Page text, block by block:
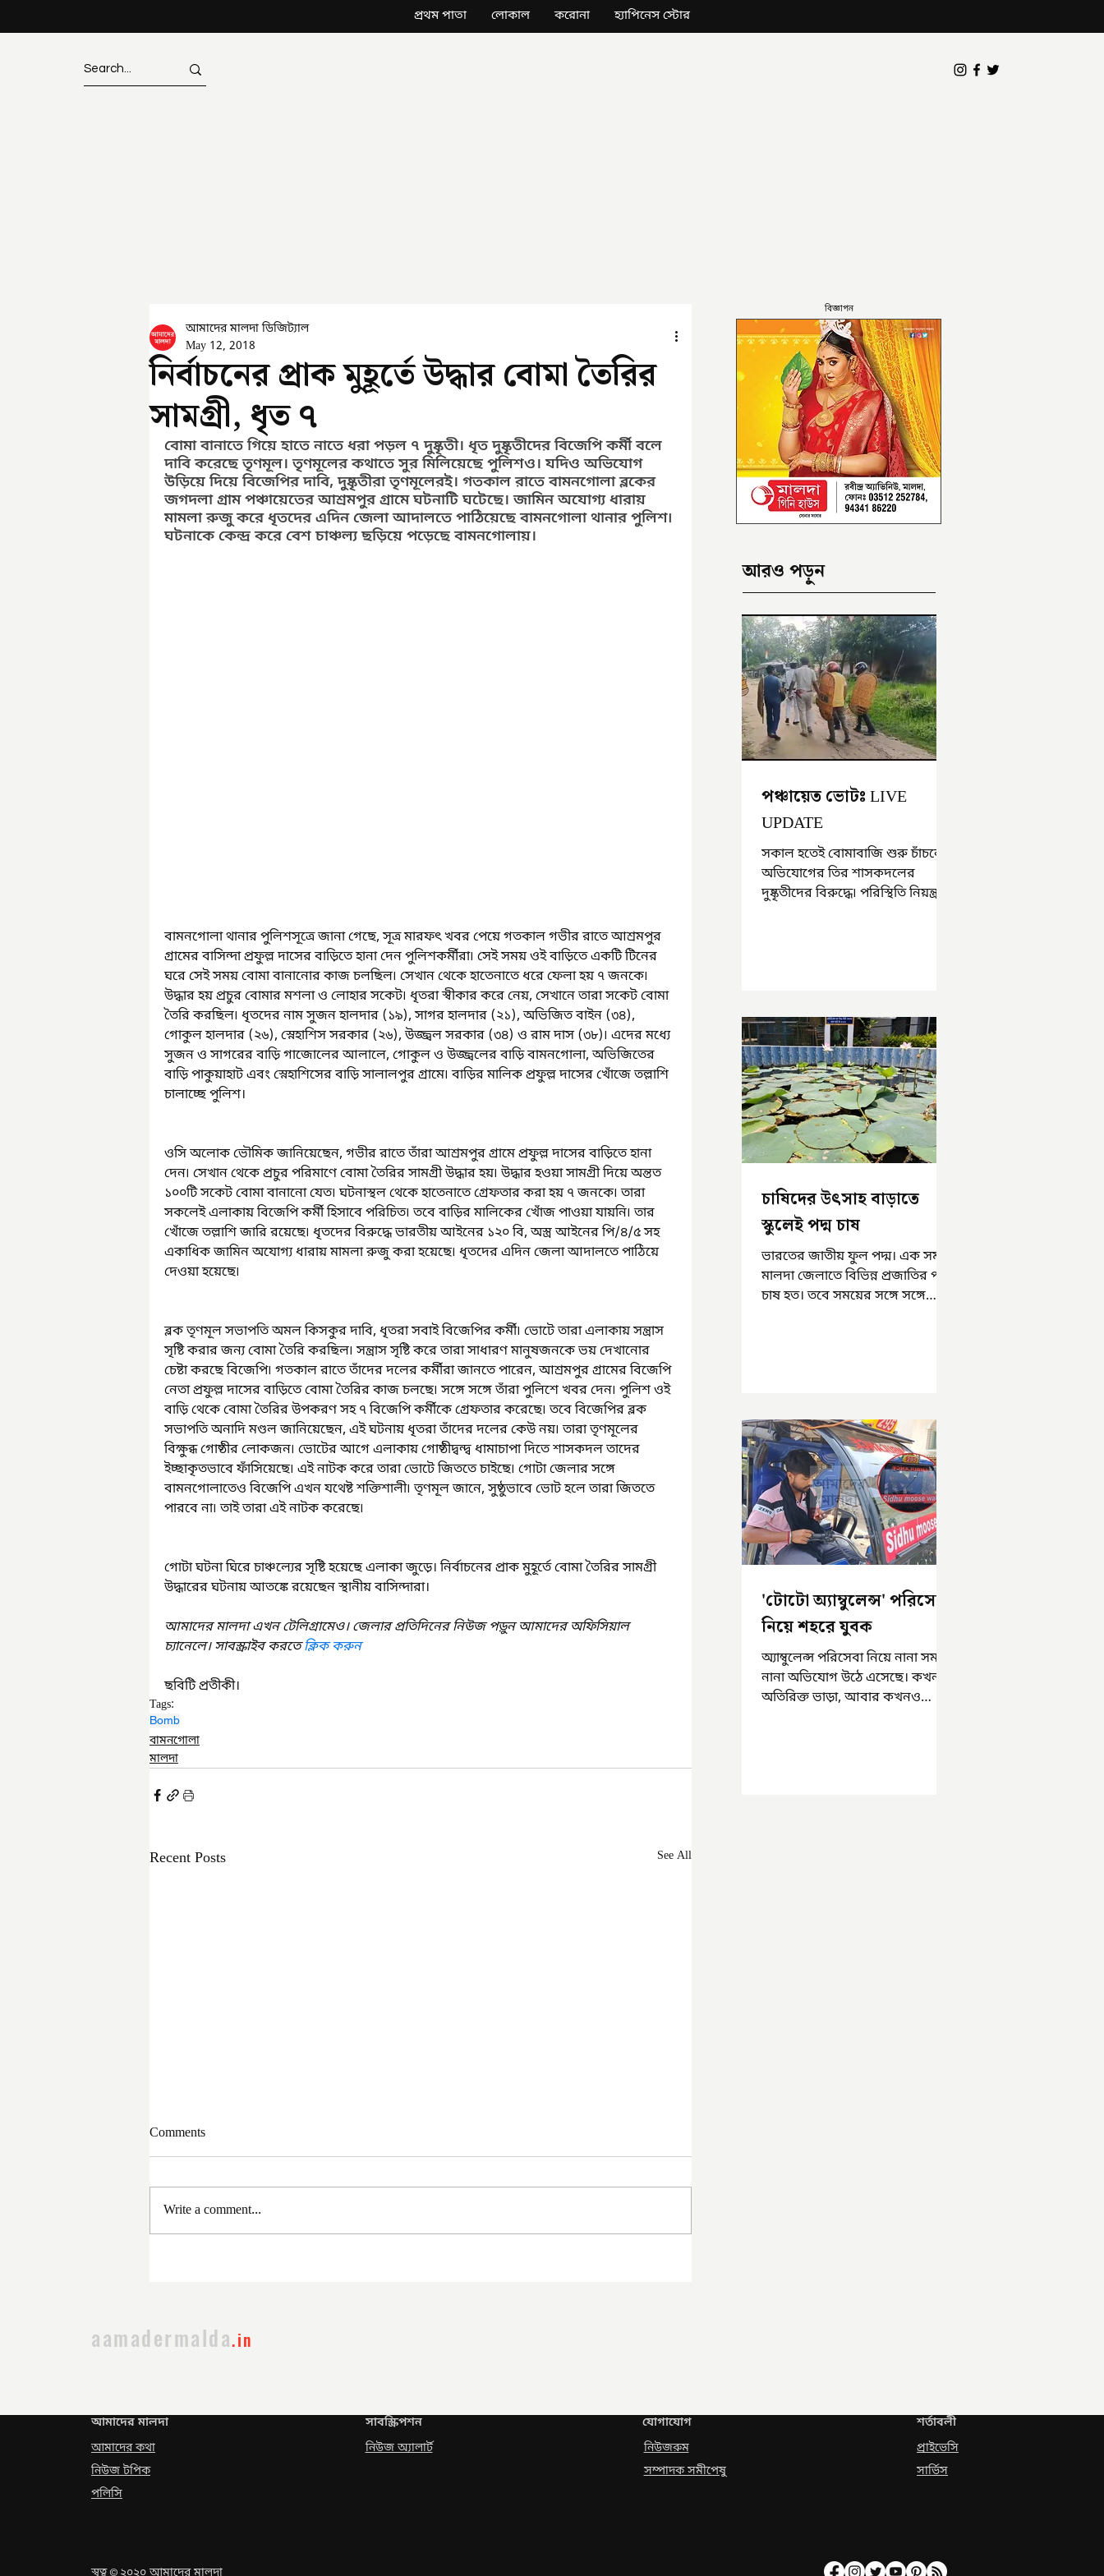
প্রথম পাতা লোকাল করোনা হ্যাপিনেস স্টোর
নির্বাচনের প্রাক মুহূর্তে উদ্ধার বোমা তৈরির
সামগ্রী, ধৃত ৭
আমাদের মালদা ডিজিট্যাল
May 12, 2018
বোমা বানাতে গিয়ে হাতে নাতে ধরা পড়ল ৭ দুষ্কৃতী। ধৃত দুষ্কৃতীদের বিজেপি কর্মী বলে
দাবি করেছে তৃণমূল। তৃণমূলের কথাতে সুর মিলিয়েছে পুলিশও। যদিও অভিযোগ
উড়িয়ে দিয়ে বিজেপির দাবি, দুষ্কৃতীরা তৃণমূলেরই। গতকাল রাতে বামনগোলা ব্লকের
জগদলা গ্রাম পঞ্চায়েতের আশ্রমপুর গ্রামে ঘটনাটি ঘটেছে। জামিন অযোগ্য ধারায়
মামলা রুজু করে ধৃতদের এদিন জেলা আদালতে পাঠিয়েছে বামনগোলা থানার পুলিশ৷
ঘটনাকে কেন্দ্র করে বেশ চাঞ্চল্য ছড়িয়ে পড়েছে বামনগোলায়।
বামনগোলা থানার পুলিশসূত্রে জানা গেছে, সূত্র মারফৎ খবর পেয়ে গতকাল গভীর রাতে আশ্রমপুর
গ্রামের বাসিন্দা প্রফুল্ল দাসের বাড়িতে হানা দেন পুলিশকর্মীরা৷ সেই সময় ওই বাড়িতে একটি টিনের
ঘরে সেই সময় বোমা বানানোর কাজ চলছিল৷ সেখান থেকে হাতেনাতে ধরে ফেলা হয় ৭ জনকে৷
উদ্ধার হয় প্রচুর বোমার মশলা ও লোহার সকেট৷ ধৃতরা স্বীকার করে নেয়, সেখানে তারা সকেট বোমা
তৈরি করছিল৷ ধৃতদের নাম সুজন হালদার (১৯), সাগর হালদার (২১), অভিজিত বাইন (৩৪),
গোকুল হালদার (২৬), স্নেহাশিস সরকার (২৬), উজ্জ্বল সরকার (৩৪) ও রাম দাস (৩৮)৷ এদের মধ্যে
সুজন ও সাগরের বাড়ি গাজোলের আলালে, গোকুল ও উজ্জ্বলের বাড়ি বামনগোলা, অভিজিতের
বাড়ি পাকুয়াহাট এবং স্নেহাশিসের বাড়ি সালালপুর গ্রামে৷ বাড়ির মালিক প্রফুল্ল দাসের খোঁজে তল্লাশি
চালাচ্ছে পুলিশ।
ওসি অলোক ভৌমিক জানিয়েছেন, গভীর রাতে তাঁরা আশ্রমপুর গ্রামে প্রফুল্ল দাসের বাড়িতে হানা
দেন৷ সেখান থেকে প্রচুর পরিমাণে বোমা তৈরির সামগ্রী উদ্ধার হয়৷ উদ্ধার হওয়া সামগ্রী দিয়ে অন্তত
১০০টি সকেট বোমা বানানো যেত৷ ঘটনাস্থল থেকে হাতেনাতে গ্রেফতার করা হয় ৭ জনকে৷ তারা
সকলেই এলাকায় বিজেপি কর্মী হিসাবে পরিচিত৷ তবে বাড়ির মালিকের খোঁজ পাওয়া যায়নি৷ তার
খোঁজে তল্লাশি জারি রয়েছে৷ ধৃতদের বিরুদ্ধে ভারতীয় আইনের ১২০ বি, অস্ত্র আইনের পি/৪/৫ সহ
একাধিক জামিন অযোগ্য ধারায় মামলা রুজু করা হয়েছে৷ ধৃতদের এদিন জেলা আদালতে পাঠিয়ে
দেওয়া হয়েছে৷
ব্লক তৃণমূল সভাপতি অমল কিসকুর দাবি, ধৃতরা সবাই বিজেপির কর্মী৷ ভোটে তারা এলাকায় সন্ত্রাস
সৃষ্টি করার জন্য বোমা তৈরি করছিল৷ সন্ত্রাস সৃষ্টি করে তারা সাধারণ মানুষজনকে ভয় দেখানোর
চেষ্টা করছে বিজেপি৷ গতকাল রাতে তাঁদের দলের কর্মীরা জানতে পারেন, আশ্রমপুর গ্রামের বিজেপি
নেতা প্রফুল্ল দাসের বাড়িতে বোমা তৈরির কাজ চলছে৷ সঙ্গে সঙ্গে তাঁরা পুলিশে খবর দেন৷ পুলিশ ওই
বাড়ি থেকে বোমা তৈরির উপকরণ সহ ৭ বিজেপি কর্মীকে গ্রেফতার করেছে৷ তবে বিজেপির ব্লক
সভাপতি অনাদি মণ্ডল জানিয়েছেন, এই ঘটনায় ধৃতরা তাঁদের দলের কেউ নয়৷ তারা তৃণমূলের
বিক্ষুব্ধ গোষ্ঠীর লোকজন৷ ভোটের আগে এলাকায় গোষ্ঠীদ্বন্দ্ব ধামাচাপা দিতে শাসকদল তাদের
ইচ্ছাকৃতভাবে ফাঁসিয়েছে৷ এই নাটক করে তারা ভোটে জিততে চাইছে৷ গোটা জেলার সঙ্গে
বামনগোলাতেও বিজেপি এখন যথেষ্ট শক্তিশালী৷ তৃণমূল জানে, সুষ্ঠুভাবে ভোট হলে তারা জিততে
পারবে না৷ তাই তারা এই নাটক করেছে৷
গোটা ঘটনা ঘিরে চাঞ্চল্যের সৃষ্টি হয়েছে এলাকা জুড়ে। নির্বাচনের প্রাক মুহূর্তে বোমা তৈরির সামগ্রী
উদ্ধারের ঘটনায় আতঙ্কে রয়েছেন স্থানীয় বাসিন্দারা।
আমাদের মালদা এখন টেলিগ্রামেও। জেলার প্রতিদিনের নিউজ পড়ুন আমাদের অফিসিয়াল
চ্যানেলে। সাবস্ক্রাইব করতে ক্লিক করুন
ছবিটি প্রতীকী।
Tags:
Bomb
বামনগোলা
মালদা
Recent Posts See All
Comments
Write a comment...
বিজ্ঞাপন
আরও পড়ুন
পঞ্চায়েত ভোটঃ LIVE
UPDATE
সকাল হতেই বোমাবাজি শুরু চাঁচলে৷
অভিযোগের তির শাসকদলের
দুষ্কৃতীদের বিরুদ্ধে৷ পরিস্থিতি নিয়ন্ত্রণে
চাষিদের উৎসাহ বাড়াতে
স্কুলেই পদ্ম চাষ
ভারতের জাতীয় ফুল পদ্ম। এক সময়
মালদা জেলাতে বিভিন্ন প্রজাতির পদ্ম
চাষ হত। তবে সময়ের সঙ্গে সঙ্গে
'টোটো অ্যাম্বুলেন্স' পরিসেবা
নিয়ে শহরে যুবক
অ্যাম্বুলেন্স পরিসেবা নিয়ে নানা সময়
নানা অভিযোগ উঠে এসেছে। কখনও
অতিরিক্ত ভাড়া, আবার কখনও
aamadermalda.in
আমাদের মালদা
আমাদের কথা
নিউজ টপিক
পলিসি
সাবস্ক্রিপশন
নিউজ অ্যালার্ট
যোগাযোগ
নিউজরুম
সম্পাদক সমীপেষু
শর্তাবলী
প্রাইভেসি
সার্ভিস
স্বত্ব© ২০২০ আমাদের মালদা